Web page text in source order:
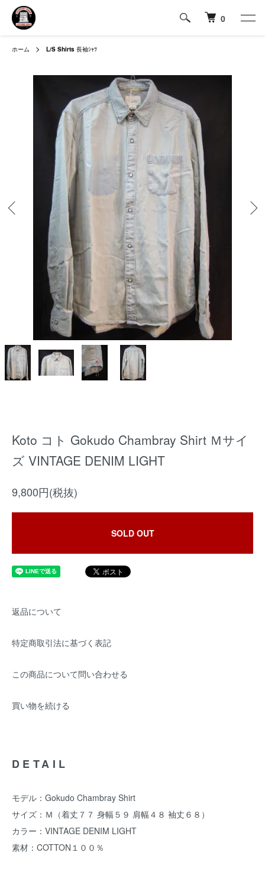
0
ホーム L/S Shirts 長袖ｼｬﾂ
Koto コト Gokudo Chambray Shirt Ｍサイ
ズ VINTAGE DENIM LIGHT
9,800円(税抜)
SOLD OUT
返品について
特定商取引法に基づく表記
この商品について問い合わせる
買い物を続ける
DETAIL
モデル：Gokudo Chambray Shirt
サイズ：Ｍ（着丈７７ 身幅５９ 肩幅４８ 袖丈６８）
カラー：VINTAGE DENIM LIGHT
素材：COTTON１００％